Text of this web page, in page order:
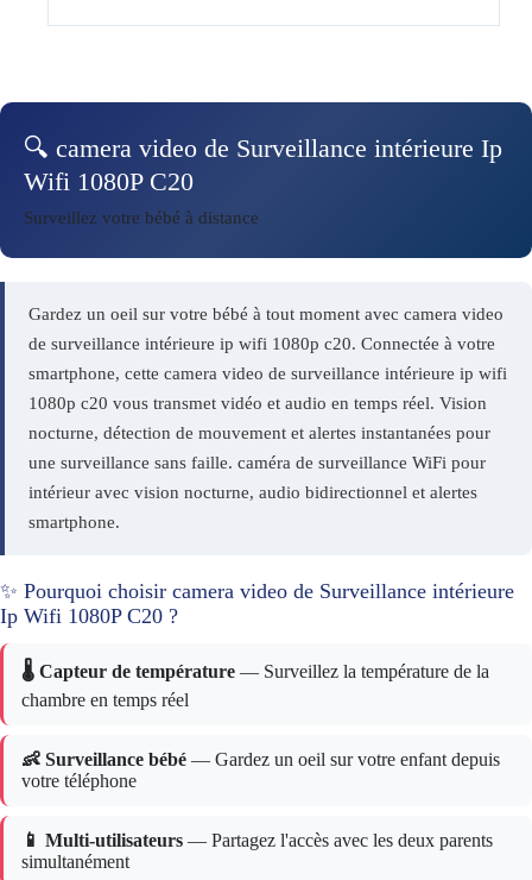
🔍 camera video de Surveillance intérieure Ip
Wifi 1080P C20
Surveillez votre bébé à distance
Gardez un oeil sur votre bébé à tout moment avec camera video
de surveillance intérieure ip wifi 1080p c20. Connectée à votre
smartphone, cette camera video de surveillance intérieure ip wifi
1080p c20 vous transmet vidéo et audio en temps réel. Vision
nocturne, détection de mouvement et alertes instantanées pour
une surveillance sans faille. caméra de surveillance WiFi pour
intérieur avec vision nocturne, audio bidirectionnel et alertes
smartphone.
✨ Pourquoi choisir camera video de Surveillance intérieure
Ip Wifi 1080P C20 ?
🌡️ Capteur de température — Surveillez la température de la
chambre en temps réel
👶 Surveillance bébé — Gardez un oeil sur votre enfant depuis
votre téléphone
📱 Multi-utilisateurs — Partagez l'accès avec les deux parents
simultanément